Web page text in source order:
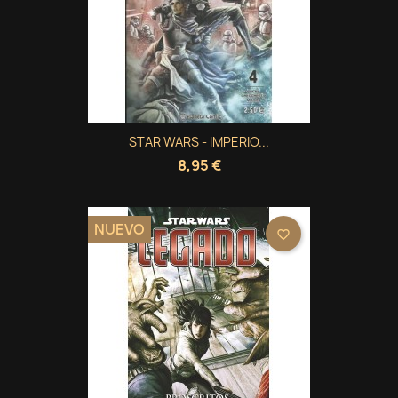
STAR WARS - IMPERIO...
8,95 €
NUEVO favorite_border